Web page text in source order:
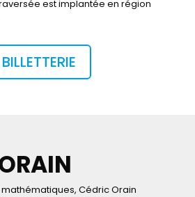
est implantée en région
BILLETTERIE
Cédric Orain